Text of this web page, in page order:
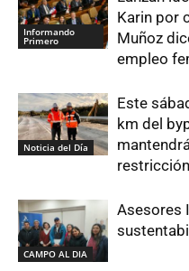
Informando
Primero
Karin por
Muñoz
empleo
Noticia del Día
Este
km del
CAMPO AL DIA
Asesores